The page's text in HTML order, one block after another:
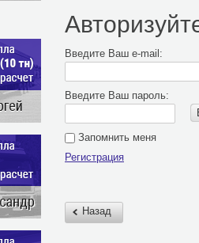
Введите Ваш e-mail:
Введите Ваш пароль:
Запомнить меня
Регистрация
Назад